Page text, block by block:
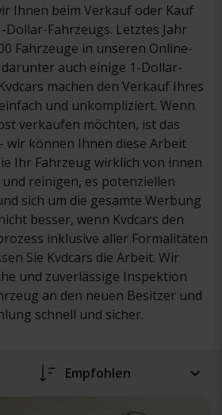
Ihnen beim Verkauf oder Kauf
Fahrzeugs. Letztes Jahr
Fahrzeuge in unseren Online-
auch einige 1-Dollar-
machen den Verkauf Ihres
und unkompliziert. Wenn
verkaufen möchten, ist das
wir können Ihnen diese Arbeit
Ihr Fahrzeug wirklich von innen
reinigen, es potenziellen
sich um die gesamte Werbung
besser, wenn Kvdcars den
inklusive aller Formalitäten
Sie Kvdcars die Arbeit. Wir
und zuverlässige Inspektion
an den neuen Besitzer und
schnell und sicher.
Empfohlen